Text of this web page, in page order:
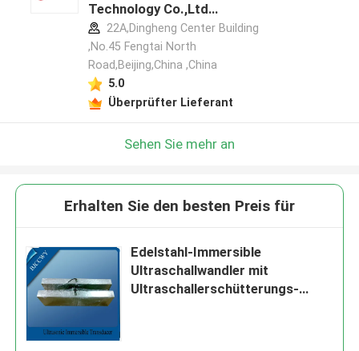
Technology Co.,Ltd
Herstellerprofil
22A,Dingheng Center Building
,No.45 Fengtai North
Road,Beijing,China ,China
5.0
Überprüfter Lieferant
Sehen Sie mehr an
Erhalten Sie den besten Preis für
Edelstahl-Immersible
Ultraschallwandler mit
Ultraschallerschütterungs-